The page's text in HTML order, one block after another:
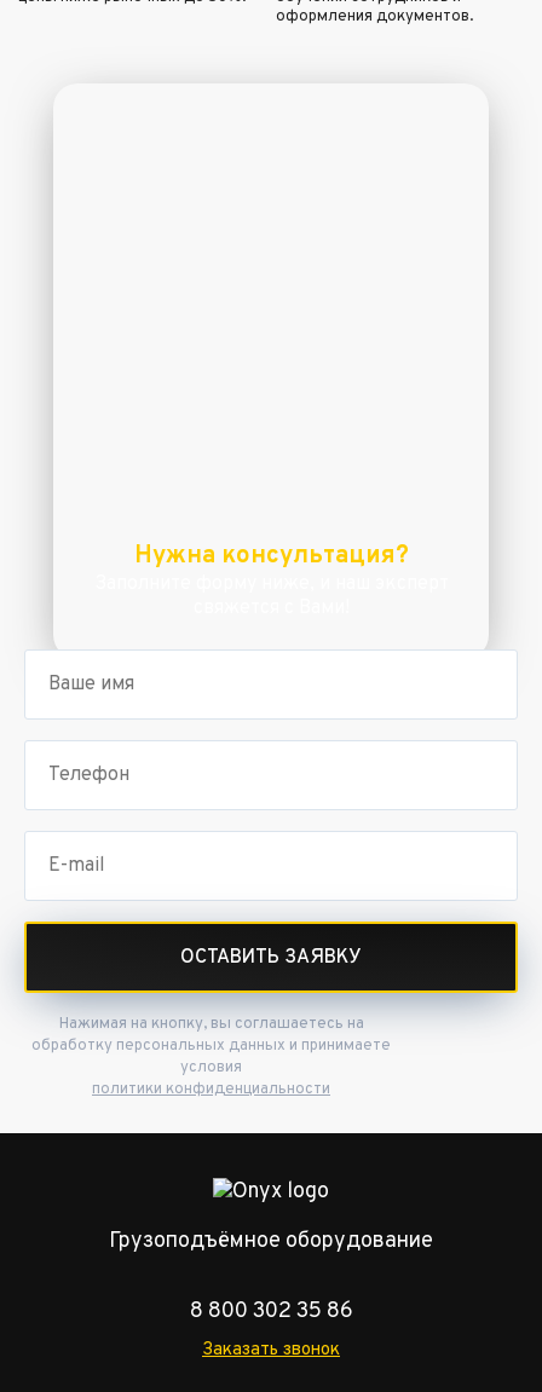
оформления документов.
Нужна консультация?
ОСТАВИТЬ ЗАЯВКУ
Нажимая на кнопку, вы соглашаетесь на
обработку персональных данных и принимаете
условия
политики конфиденциальности
Грузоподъёмное оборудование
8 800 302 35 86
Заказать звонок